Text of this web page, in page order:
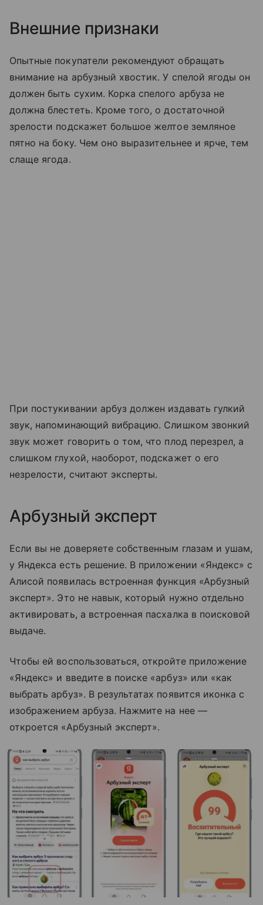
Внешние признаки
Опытные покупатели рекомендуют обращать
внимание на арбузный хвостик. У спелой ягоды он
должен быть сухим. Корка спелого арбуза не
должна блестеть. Кроме того, о достаточной
зрелости подскажет большое желтое земляное
пятно на боку. Чем оно выразительнее и ярче, тем
слаще ягода.
При постукивании арбуз должен издавать гулкий
звук, напоминающий вибрацию. Слишком звонкий
звук может говорить о том, что плод перезрел, а
слишком глухой, наоборот, подскажет о его
незрелости, считают эксперты.
Арбузный эксперт
Если вы не доверяете собственным глазам и ушам,
у Яндекса есть решение. В приложении «Яндекс» с
Алисой появилась встроенная функция «Арбузный
эксперт». Это не навык, который нужно отдельно
активировать, а встроенная пасхалка в поисковой
выдаче.
Чтобы ей воспользоваться, откройте приложение
«Яндекс» и введите в поиске «арбуз» или «как
выбрать арбуз». В результатах появится иконка с
изображением арбуза. Нажмите на нее —
откроется «Арбузный эксперт».